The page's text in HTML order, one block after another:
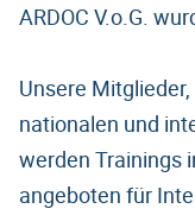
ARDOC V.o.G.
Unsere
nationalen und
werden Trainings
angeboten für